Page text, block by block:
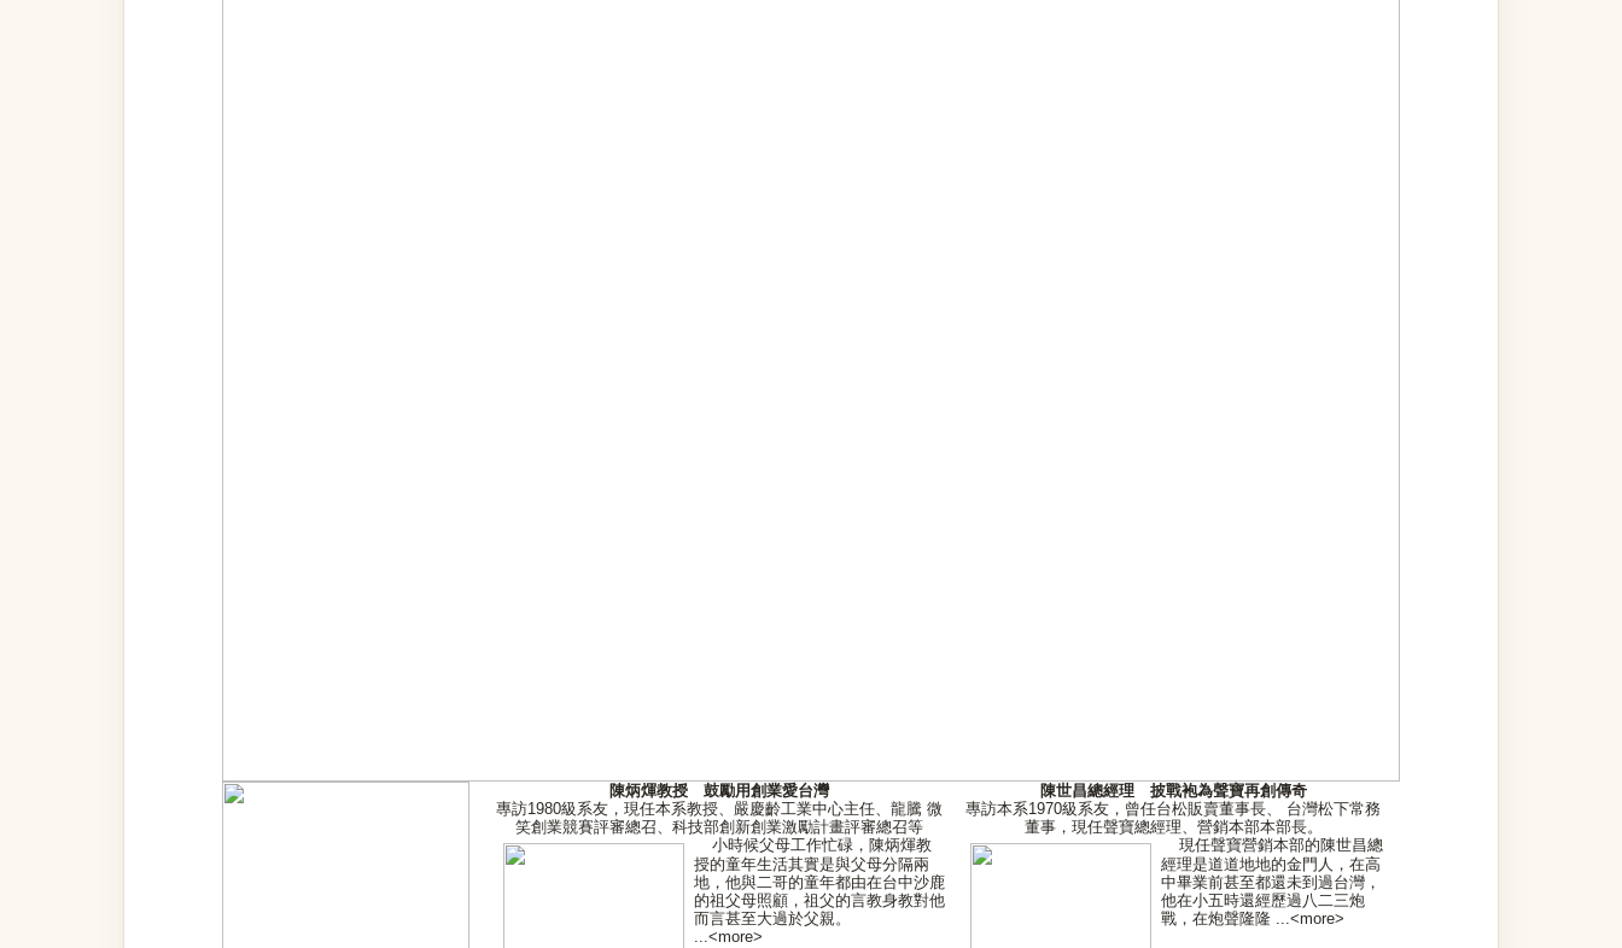
陳炳煇教授 鼓勵用創業愛台灣
專訪1980級系友，現任本系教授、嚴慶齡工業中心主任、龍騰 微
笑創業競賽評審總召、科技部創新創業激勵計畫評審總召等
陳世昌總經理 披戰袍為聲寶再創傳奇
專訪本系1970級系友，曾任台松販賣董事長、 台灣松下常務
董事，現任聲寶總經理、營銷本部本部長。
小時候父母工作忙碌，陳炳煇教
授的童年生活其實是與父母分隔兩
地，他與二哥的童年都由在台中沙鹿
的祖父母照顧，祖父的言教身教對他
而言甚至大過於父親。
...<more>
現任聲寶營銷本部的陳世昌總
經理是道道地地的金門人，在高
中畢業前甚至都還未到過台灣，
他在小五時還經歷過八二三炮
戰，在炮聲隆隆...<more>